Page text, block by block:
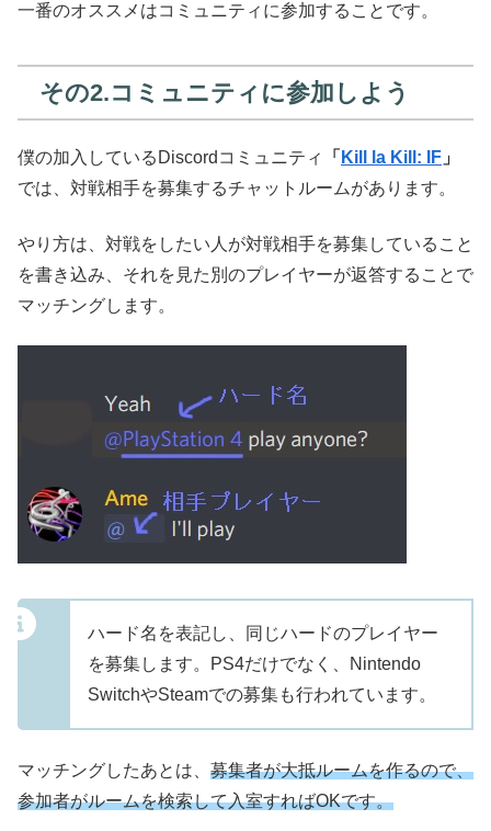
一番のオススメはコミュニティに参加することです。
その2.コミュニティに参加しよう
僕の加入しているDiscordコミュニティ 「 Kill la Kill: IF 」
では、対戦相手を募集するチャットルームがあります。
やり方は、対戦をしたい人が対戦相手を募集していること
を書き込み、それを見た別のプレイヤーが返答することで
マッチングします。
ハード名を表記し、同じハードのプレイヤー
を募集します。PS4だけでなく、Nintendo
SwitchやSteamでの募集も行われています。
マッチングしたあとは、 募集者が大抵ルームを作るので、
参加者がルームを検索して入室すればOKです。